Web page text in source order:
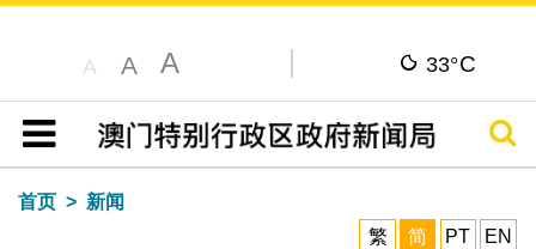
A A A 33°C
目录
搜寻
首页
新闻
繁
简 PT EN